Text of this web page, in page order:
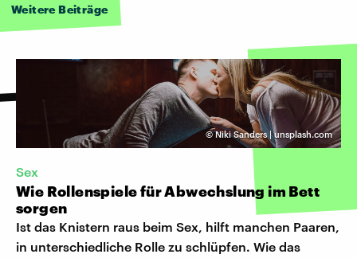
Weitere Beiträge
©Niki Sanders | unsplash.com
Sex
Wie Rollenspiele für Abwechslung im Bett
sorgen
Ist das Knistern raus beim Sex, hilft manchen Paaren,
in unterschiedliche Rolle zu schlüpfen. Wie das